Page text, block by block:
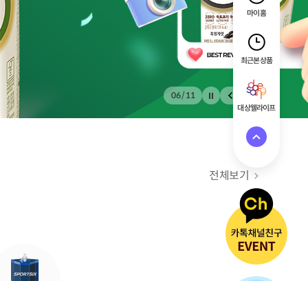
07/11
전체보기
마이홈
최근 본 상품
대상웰라이프